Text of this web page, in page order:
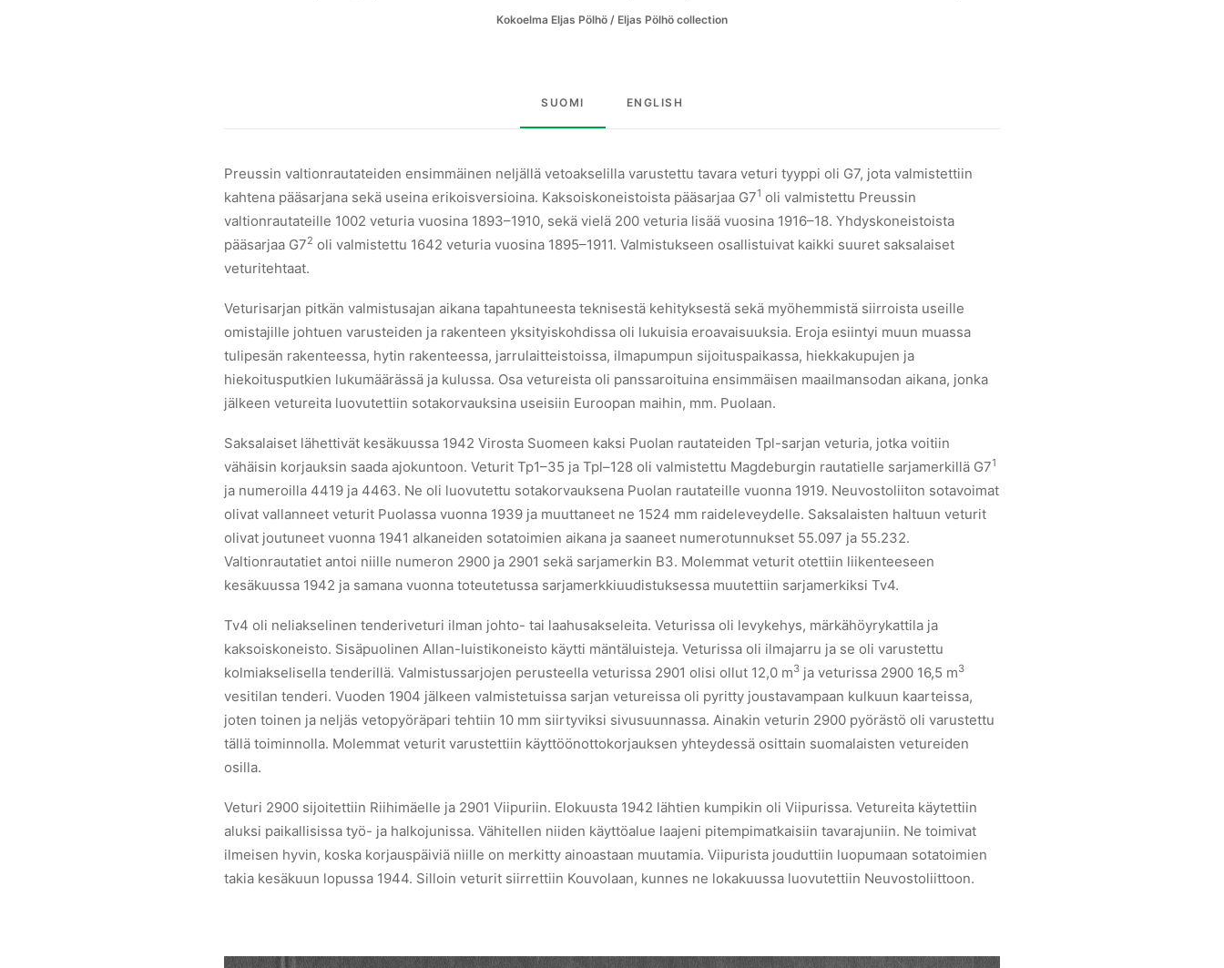
Kokoelma Eljas Pölhö / Eljas Pölhö collection
SUOMI ENGLISH
Preussin valtionrautateiden ensimmäinen neljällä vetoakselilla varustettu tavara veturi tyyppi oli G7, jota valmistettiin
kahtena pääsarjana sekä useina erikoisversioina. Kaksoiskoneistoista pääsarjaa G71 oli valmistettu Preussin
valtionrautateille 1002 veturia vuosina 1893–1910, sekä vielä 200 veturia lisää vuosina 1916–18. Yhdyskoneistoista
pääsarjaa G72 oli valmistettu 1642 veturia vuosina 1895–1911. Valmistukseen osallistuivat kaikki suuret saksalaiset
veturitehtaat.
Veturisarjan pitkän valmistusajan aikana tapahtuneesta teknisestä kehityksestä sekä myöhemmistä siirroista useille
omistajille johtuen varusteiden ja rakenteen yksityiskohdissa oli lukuisia eroavaisuuksia. Eroja esiintyi muun muassa
tulipesän rakenteessa, hytin rakenteessa, jarrulaitteistoissa, ilmapumpun sijoituspaikassa, hiekkakupujen ja
hiekoitusputkien lukumäärässä ja kulussa. Osa vetureista oli panssaroituina ensimmäisen maailmansodan aikana, jonka
jälkeen vetureita luovutettiin sotakorvauksina useisiin Euroopan maihin, mm. Puolaan.
Saksalaiset lähettivät kesäkuussa 1942 Virosta Suomeen kaksi Puolan rautateiden Tpl-sarjan veturia, jotka voitiin
vähäisin korjauksin saada ajokuntoon. Veturit Tp1–35 ja Tpl–128 oli valmistettu Magdeburgin rautatielle sarjamerkillä G71
ja numeroilla 4419 ja 4463. Ne oli luovutettu sotakorvauksena Puolan rautateille vuonna 1919. Neuvostoliiton sotavoimat
olivat vallanneet veturit Puolassa vuonna 1939 ja muuttaneet ne 1524 mm raideleveydelle. Saksalaisten haltuun veturit
olivat joutuneet vuonna 1941 alkaneiden sotatoimien aikana ja saaneet numerotunnukset 55.097 ja 55.232.
Valtionrautatiet antoi niille numeron 2900 ja 2901 sekä sarjamerkin B3. Molemmat veturit otettiin liikenteeseen
kesäkuussa 1942 ja samana vuonna toteutetussa sarjamerkkiuudistuksessa muutettiin sarjamerkiksi Tv4.
Tv4 oli neliakselinen tenderiveturi ilman johto- tai laahusakseleita. Veturissa oli levykehys, märkähöyrykattila ja
kaksoiskoneisto. Sisäpuolinen Allan-luistikoneisto käytti mäntäluisteja. Veturissa oli ilmajarru ja se oli varustettu
kolmiakselisella tenderillä. Valmistussarjojen perusteella veturissa 2901 olisi ollut 12,0 m3 ja veturissa 2900 16,5 m3
vesitilan tenderi. Vuoden 1904 jälkeen valmistetuissa sarjan vetureissa oli pyritty joustavampaan kulkuun kaarteissa,
joten toinen ja neljäs vetopyöräpari tehtiin 10 mm siirtyviksi sivusuunnassa. Ainakin veturin 2900 pyörästö oli varustettu
tällä toiminnolla. Molemmat veturit varustettiin käyttöönottokorjauksen yhteydessä osittain suomalaisten vetureiden
osilla.
Veturi 2900 sijoitettiin Riihimäelle ja 2901 Viipuriin. Elokuusta 1942 lähtien kumpikin oli Viipurissa. Vetureita käytettiin
aluksi paikallisissa työ- ja halkojunissa. Vähitellen niiden käyttöalue laajeni pitempimatkaisiin tavarajuniin. Ne toimivat
ilmeisen hyvin, koska korjauspäiviä niille on merkitty ainoastaan muutamia. Viipurista jouduttiin luopumaan sotatoimien
takia kesäkuun lopussa 1944. Silloin veturit siirrettiin Kouvolaan, kunnes ne lokakuussa luovutettiin Neuvostoliittoon.